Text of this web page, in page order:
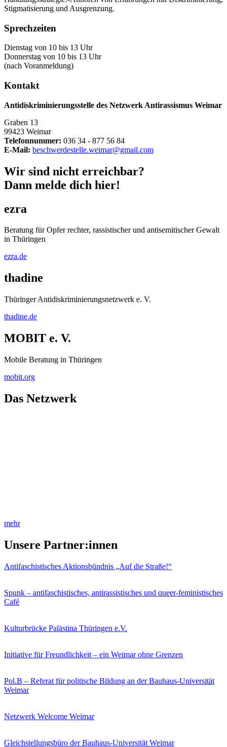
Stigmatisierung und Ausgrenzung.
Sprechzeiten
Dienstag von 10 bis 13 Uhr
Donnerstag von 10 bis 13 Uhr
(nach Voranmeldung)
Kontakt
Antidiskriminierungsstelle des Netzwerk Antirassismus Weimar
Graben 13
99423 Weimar
Telefonnummer: 036 34 - 877 56 84
E-Mail: beschwerdestelle.weimar@gmail.com
Wir sind nicht erreichbar?
Dann melde dich hier!
ezra
Beratung für Opfer rechter, rassistischer und antisemitischer Gewalt
in Thüringen
ezra.de
thadine
Thüringer Antidiskriminierungsnetzwerk e. V.
thadine.de
MOBIT e. V.
Mobile Beratung in Thüringen
mobit.org
Das Netzwerk
mehr
Unsere Partner:innen
Antifaschistisches Aktionsbündnis „Auf die Straße!“
Spunk – antifaschistisches, antirassistisches und queer-feministisches
Café
Kulturbrücke Palästina Thüringen e.V.
Initiative für Freundlichkeit – ein Weimar ohne Grenzen
Pol.B – Referat für politische Bildung an der Bauhaus-Universität
Weimar
Netzwerk Welcome Weimar
Gleichstellungsbüro der Bauhaus-Universität Weimar